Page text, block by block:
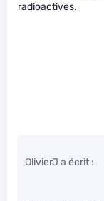
radioactives.
OlivierJ a écrit :